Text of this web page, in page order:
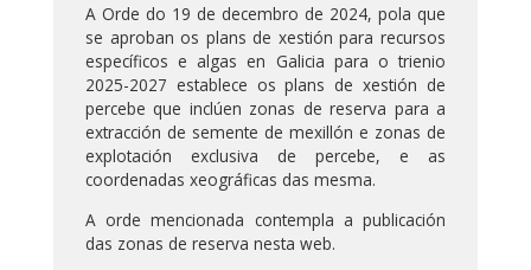
A Orde do 19 de decembro de 2024, pola que
se aproban os plans de xestión para recursos
específicos e algas en Galicia para o trienio
2025-2027 establece os plans de xestión de
percebe que inclúen zonas de reserva para a
extracción de semente de mexillón e zonas de
explotación exclusiva de percebe, e as
coordenadas xeográficas das mesma.
A orde mencionada contempla a publicación
das zonas de reserva nesta web.